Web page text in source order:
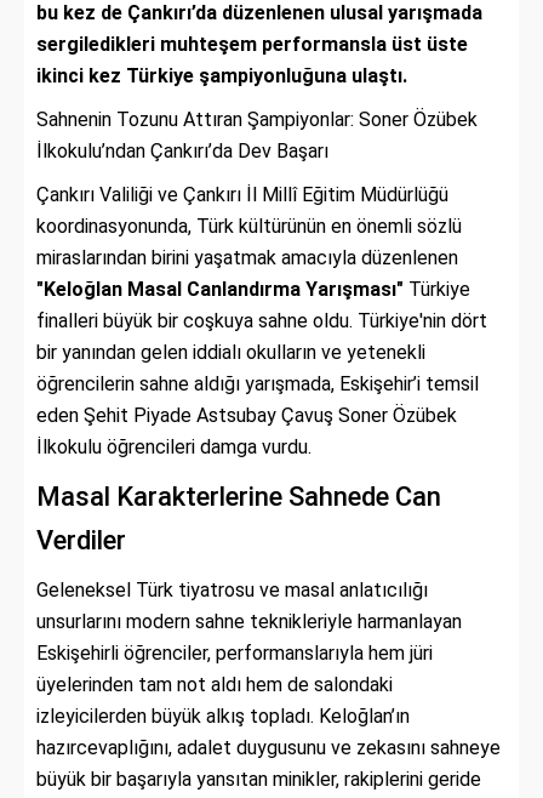
bu kez de Çankırı’da düzenlenen ulusal yarışmada
sergiledikleri muhteşem performansla üst üste
ikinci kez Türkiye şampiyonluğuna ulaştı.
Sahnenin Tozunu Attıran Şampiyonlar: Soner Özübek
İlkokulu’ndan Çankırı’da Dev Başarı
Çankırı Valiliği ve Çankırı İl Millî Eğitim Müdürlüğü
koordinasyonunda, Türk kültürünün en önemli sözlü
miraslarından birini yaşatmak amacıyla düzenlenen
"Keloğlan Masal Canlandırma Yarışması" Türkiye
finalleri büyük bir coşkuya sahne oldu. Türkiye'nin dört
bir yanından gelen iddialı okulların ve yetenekli
öğrencilerin sahne aldığı yarışmada, Eskişehir’i temsil
eden Şehit Piyade Astsubay Çavuş Soner Özübek
İlkokulu öğrencileri damga vurdu.
Masal Karakterlerine Sahnede Can
Verdiler
Geleneksel Türk tiyatrosu ve masal anlatıcılığı
unsurlarını modern sahne teknikleriyle harmanlayan
Eskişehirli öğrenciler, performanslarıyla hem jüri
üyelerinden tam not aldı hem de salondaki
izleyicilerden büyük alkış topladı. Keloğlan’ın
hazırcevaplığını, adalet duygusunu ve zekasını sahneye
büyük bir başarıyla yansıtan minikler, rakiplerini geride